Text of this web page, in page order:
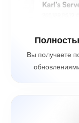
Вы получаете